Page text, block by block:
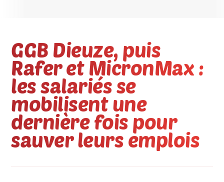
GGB Dieuze, puis
Rafer et MicronMax :
les salariés se
mobilisent une
dernière fois pour
sauver leurs emplois